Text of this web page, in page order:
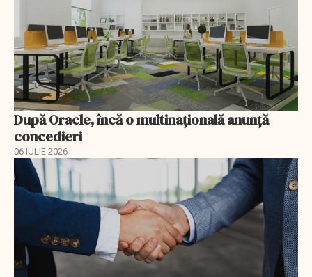
După Oracle, încă o multinaţională anunţă
concedieri
06 IULIE 2026